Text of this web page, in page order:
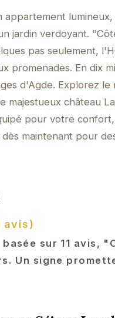
appartement
jardin verdoyant.
pas seulement,
promenades. En dix
d'Agde. Explorez le
majestueux château
pour votre
maintenant pour
avis)
sur 11 avis,
Un signe